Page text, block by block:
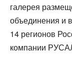
галерея
объединения и
14 регионов
компании